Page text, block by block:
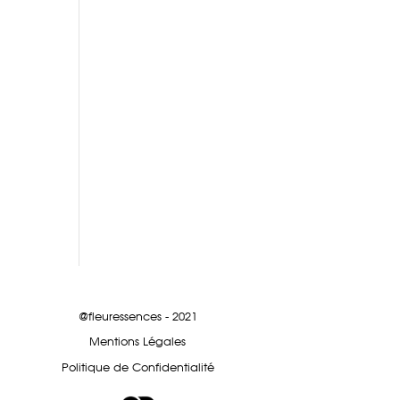
@fleuressences - 2021
Mentions Légales
Politique de Confidentialité